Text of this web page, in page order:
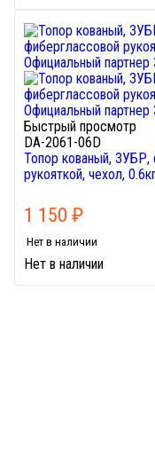
Быстрый просмотр
DA-2061-06D
Топор кованый, ЗУБР,
рукояткой, чехол,
1 150 ₽
Нет в наличии
Нет в наличии